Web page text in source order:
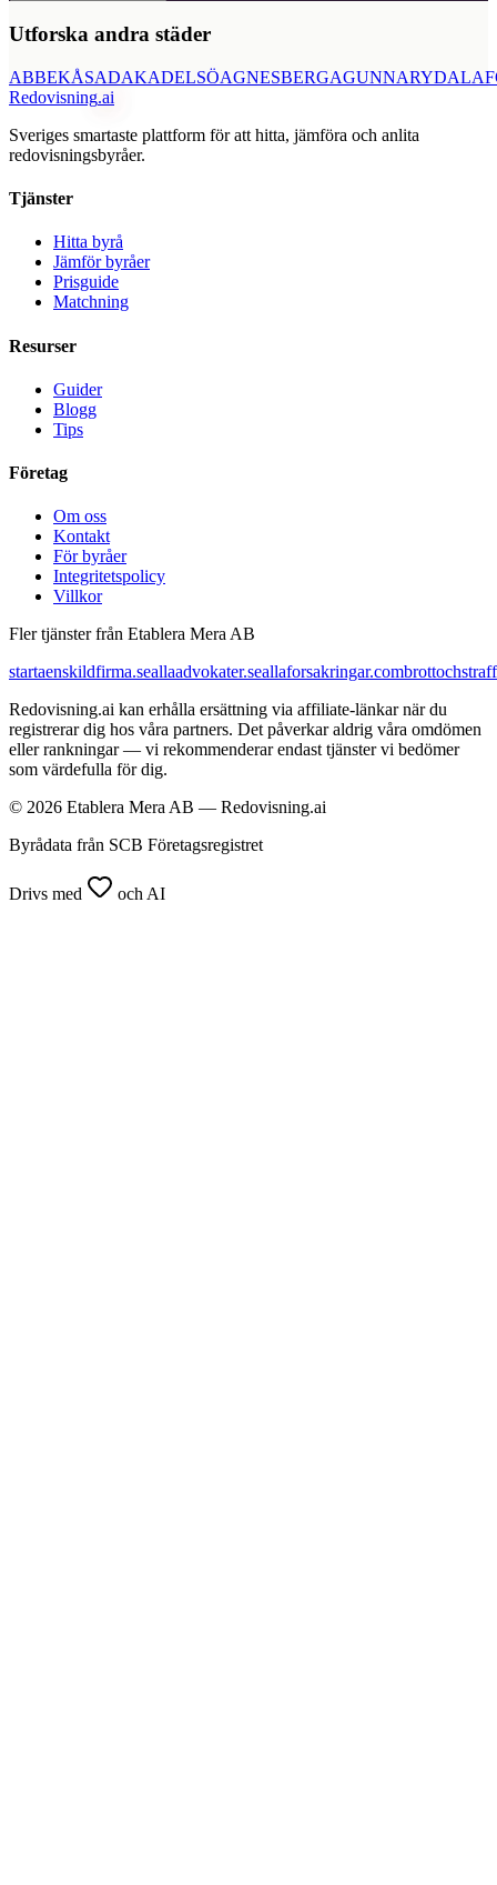
Utforska andra städer
ABBEKÅSADAKADELSÖAGNESBERGAGUNNARYD
Redovisning.ai
Sveriges smartaste plattform för att hitta, jämföra och anlita
redovisningsbyråer.
Tjänster
Hitta byrå
Jämför byråer
Prisguide
Matchning
Resurser
Guider
Blogg
Tips
Företag
Om oss
Kontakt
För byråer
Integritetspolicy
Villkor
Fler tjänster från Etablera Mera AB
startaenskildfirma.seallaadvokater.seallaforsakringar.com
Redovisning.ai kan erhålla ersättning via affiliate-länkar när du
registrerar dig hos våra partners. Det påverkar aldrig våra omdömen
eller rankningar — vi rekommenderar endast tjänster vi bedömer
som värdefulla för dig.
© 2026 Etablera Mera AB — Redovisning.ai
Byrådata från SCB Företagsregistret
Drivs med och AI